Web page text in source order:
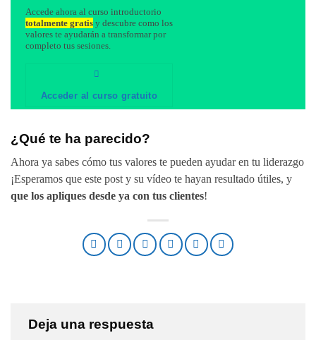
Accede ahora al curso introductorio
totalmente gratisy descubre como los
valores te ayudarán a transformar por
completo tus sesiones.
Acceder al curso gratuito
¿Qué te ha parecido?
Ahora ya sabes cómo tus valores te pueden ayudar en tu liderazgo
¡Esperamos que este post y su vídeo te hayan resultado útiles, y
que los apliques desde ya con tus clientes!
Deja una respuesta